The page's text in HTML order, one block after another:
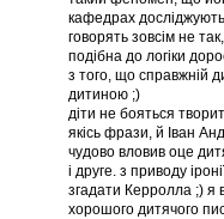
кафедрах
говорять зовсім не
подібна до логіки
з того, що справжній
дитиною ;)
діти не бояться
якісь фрази, й Іван
чудово вловив оце
і друге. з приводу
згадати Керролла ;) я
хорошого дитячого